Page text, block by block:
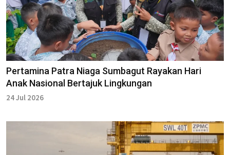
Pertamina Patra Niaga Sumbagut Rayakan Hari
Anak Nasional Bertajuk Lingkungan
24 Jul 2026